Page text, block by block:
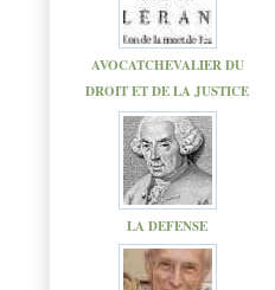
AVOCATCHEVALIER DU
DROIT ET DE LA JUSTICE
LA DEFENSE